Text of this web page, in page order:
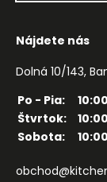
Nájdete nás
Dolná 10/143,
Po - Pia:
Štvrtok:
Sobota: